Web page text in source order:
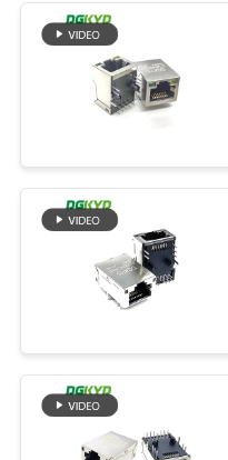
ΠΟΛΙΤΙΚΉ
ΜΥΣΤΙΚΌΤΗΤΑΣ